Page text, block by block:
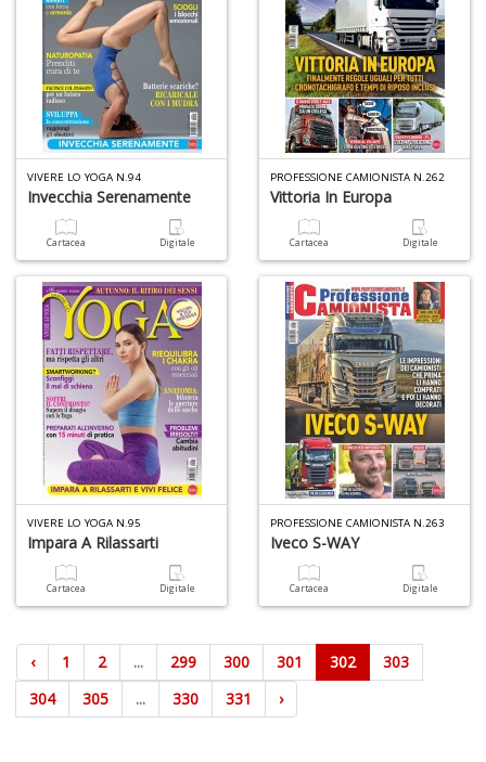
VIVERE LO YOGA N.94
Invecchia Serenamente
Cartacea Digitale
PROFESSIONE CAMIONISTA N.262
Vittoria In Europa
Cartacea Digitale
VIVERE LO YOGA N.95
Impara A Rilassarti
Cartacea Digitale
PROFESSIONE CAMIONISTA N.263
Iveco S-WAY
Cartacea Digitale
‹ 1 2 ... 299 300 301 302
303
304
305 ... 330 331 ›